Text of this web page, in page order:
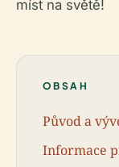
míst na světě!
OBSAH
Původ a
Informace